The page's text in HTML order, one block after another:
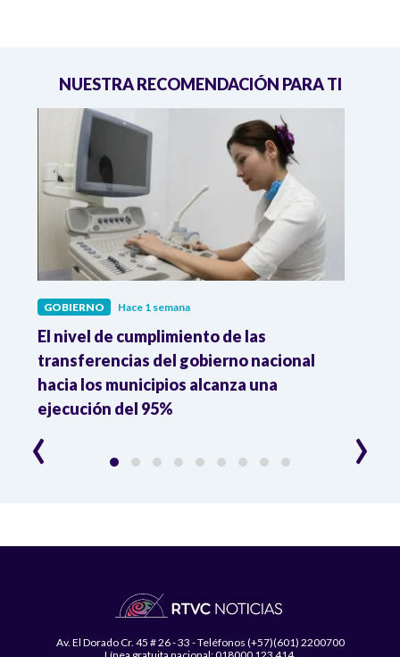
NUESTRA RECOMENDACIÓN PARA TI
GOBIERNO Hace 1 semana
El nivel de cumplimiento de las
transferencias del gobierno nacional
hacia los municipios alcanza una
ejecución del 95%
‹ ›
Av. El Dorado Cr. 45 # 26 - 33 - Teléfonos (+57)(601) 2200700